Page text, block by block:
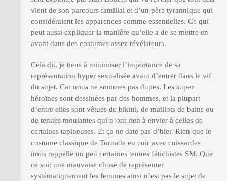
vient de son parcours familial et d’un père tyrannique qui
considéraient les apparences comme essentielles. Ce qui
peut aussi expliquer la manière qu’elle a de se mettre en
avant dans des costumes assez révélateurs.
Cela dit, je tiens à minimiser l’importance de sa
représentation hyper sexualisée avant d’entrer dans le vif
du sujet. Car nous ne sommes pas dupes. Les super
héroïnes sont dessinées par des hommes, et la plupart
d’entre elles sont vêtues de bikini, de maillots de bains ou
de tenues moulantes qui n’ont rien à envier à celles de
certaines tapineuses. Et ça ne date pas d’hier. Rien que le
costume classique de Tornade en cuir avec cuissardes
nous rappelle un peu certaines tenues fétichistes SM. Que
ce soit une mauvaise chose de représenter
systématiquement les femmes ainsi n’est pas le sujet de